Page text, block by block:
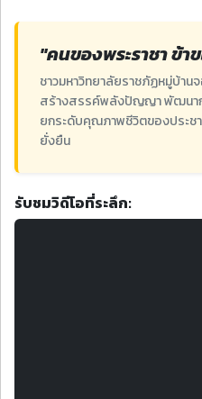
"คนของพระราชา ข้
ชาวมหาวิทยาลัยราชภัฏหมู่บ้า
สร้างสรรค์พลังปัญญา พัฒนาก
ยกระดับคุณภาพชีวิตของประช
ยั่งยืน
รับชมวิดีโอที่ระลึก: